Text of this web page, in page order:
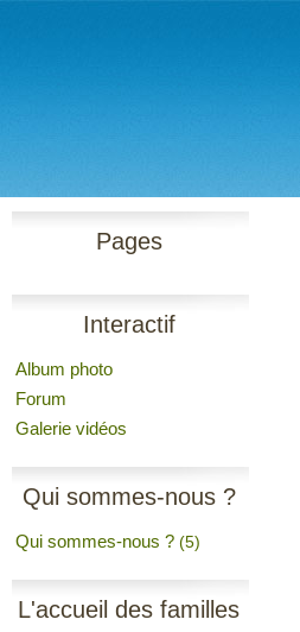
Pages
Interactif
Album photo
Forum
Galerie vidéos
Qui sommes-nous ?
Qui sommes-nous ? (5)
L'accueil des familles